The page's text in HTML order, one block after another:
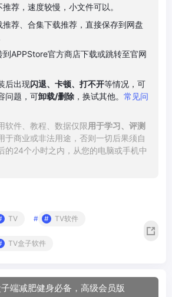
推荐，速度较慢，小文件可以。
推荐、合集下载推荐，直接保存到网盘
到APPStore官方商店下载或跳转至官网
后出现闪退、卡顿、打不开等情况，可
问题，可卸载/删除 ，换试其他。 常见问
软件、教程、数据仅限 用于学习、评测
于商业或非法用途，否则一切后果须自
的24个小时之内，从您的电脑或手机中
TV # TV软件
TV盒子软件
端减肥健身必备，高级会员版